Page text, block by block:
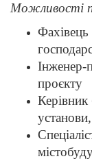
Можливості
Фахівець
Інженер-
проєкту
Керівник
установи,